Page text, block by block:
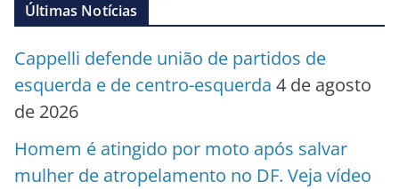
Últimas Notícias
Cappelli defende união de partidos de
esquerda e de centro-esquerda 4 de agosto
de 2026
Homem é atingido por moto após salvar
mulher de atropelamento no DF. Veja vídeo